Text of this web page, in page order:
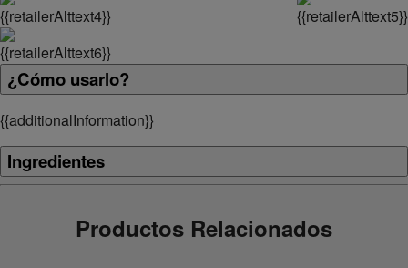
¿Cómo usarlo?
{{additionalInformation}}
Ingredientes
Productos Relacionados